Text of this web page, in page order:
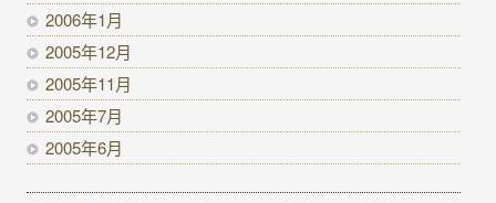
2006年1月
2005年12月
2005年11月
2005年7月
2005年6月